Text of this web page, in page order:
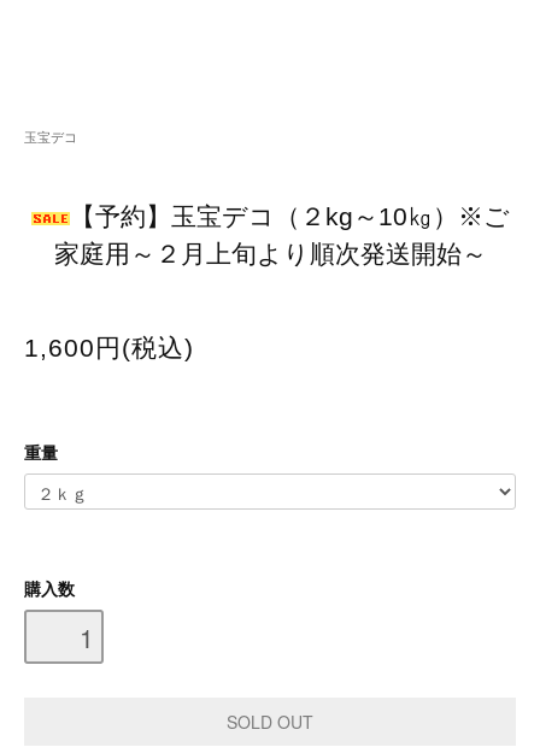
玉宝デコ
【予約】玉宝デコ（２kg～10㎏）※ご
家庭用～２月上旬より順次発送開始～
1,600円(税込)
重量
購入数